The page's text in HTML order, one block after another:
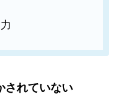
されていない